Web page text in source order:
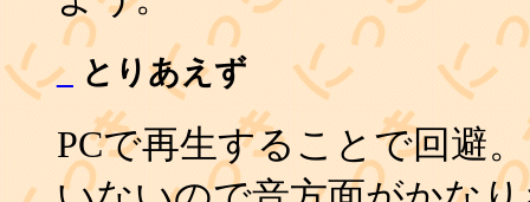
_ とりあえず
PCで再生することで回避